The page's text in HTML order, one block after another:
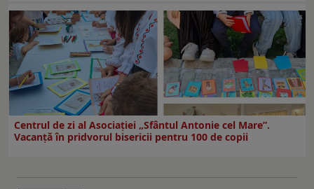
Centrul de zi al Asociației „Sfântul Antonie cel Mare”.
Vacanță în pridvorul bisericii pentru 100 de copii